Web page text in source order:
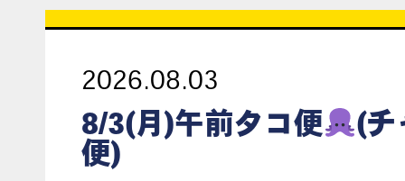
2026.08.03
8/3(月)午前タコ便
(チ
便)